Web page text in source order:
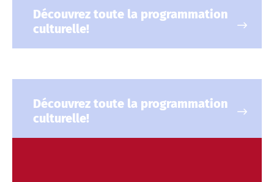
Découvrez toute la programmation
culturelle!
Découvrez toute la programmation
culturelle!